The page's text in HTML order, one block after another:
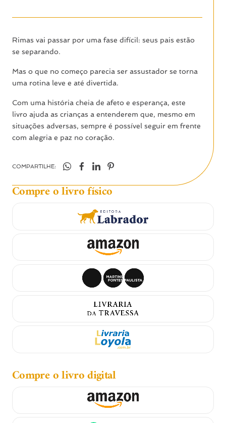
Rimas vai passar por uma fase difícil: seus pais estão
se separando.
Mas o que no começo parecia ser assustador se torna
uma rotina leve e até divertida.
Com uma história cheia de afeto e esperança, este
livro ajuda as crianças a entenderem que, mesmo em
situações adversas, sempre é possível seguir em frente
com alegria e paz no coração.
COMPARTILHE:
Compre o livro físico
Compre o livro digital